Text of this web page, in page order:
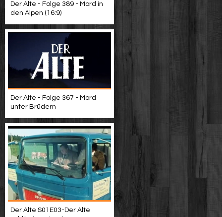
Der Alte - Folge 389 - Mord in
den Alpen (16:9)
Der Alte - Folge 367 - Mord
unter Brüdern
Der Alte S01E03-Der Alte